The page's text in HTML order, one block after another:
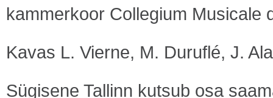
kammerkoor Collegium Musicale
Kavas L. Vierne, M. Duruflé, J.
Sügisene Tallinn kutsub osa